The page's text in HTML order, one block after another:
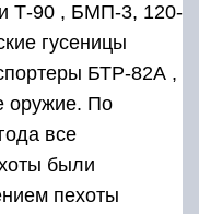
Т-90 , БМП-3, 120-
гусеницы
БТР-82А ,
оружие. По
все
были
пехоты